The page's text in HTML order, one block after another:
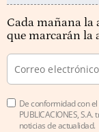
Cada mañana la
que marcarán la
De conformidad con el
PUBLICACIONES,
noticias de actualidad.